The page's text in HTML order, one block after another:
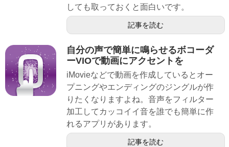
しても取っておくと面白いです。
記事を読む
自分の声で簡単に鳴らせるボコーダ
ーVIOで動画にアクセントを
iMovieなどで動画を作成しているとオー
プニングやエンディングのジングルが作
りたくなりますよね。音声をフィルター
加工してカッコイイ音を誰でも簡単に作
れるアプリがあります。
記事を読む